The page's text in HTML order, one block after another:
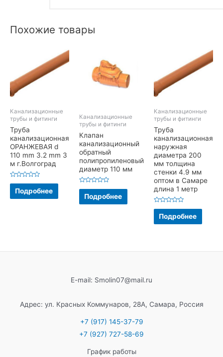
Похожие товары
Канализационные
трубы и фитинги
Труба
канализационная
ОРАНЖЕВАЯ d
110 mm 3.2 mm 3
м г.Волгоград
Оценка
5
Подробнее
Канализационные
трубы и фитинги
Клапан
канализационный
обратный
полипропиленовый
диаметр 110 мм
Оценка
5
Подробнее
Канализационные
трубы и фитинги
Труба
канализационная
наружная
диаметра 200
мм толщина
стенки 4.9 мм
оптом в Самаре
длина 1 метр
Оценка
5
Подробнее
E-mail: Smolin07@mail.ru
Адрес: ул. Красных Коммунаров, 28А, Самара, Россия
+7 (917) 145-37-79
+7 (927) 727-58-69
График работы